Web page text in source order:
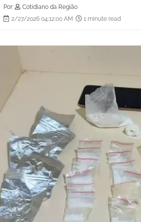
Por:
Cotidiano da Região
2/27/2026 04:12:00 AM
1 minute read